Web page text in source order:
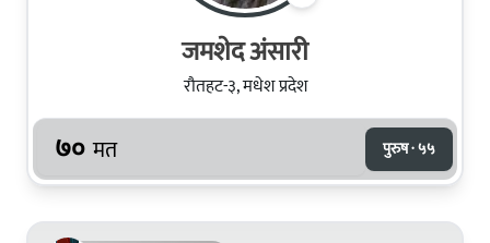
जमशेद अंसारी
रौतहट-३, मधेश प्रदेश
७० मत पुरुष · ५५